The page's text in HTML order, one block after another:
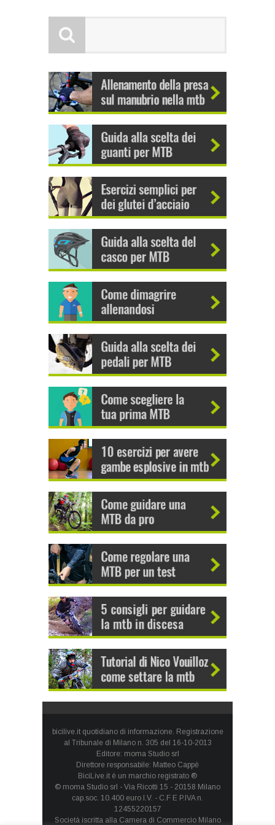
bicilive.it quotidiano di informazione. Registrazione
al Tribunale di Milano n. 305 del 16-10-2013
Editore: moma Studio srl
Direttore responsabile: Matteo Cappè
BiciLive.it è un marchio registrato ®
© moma Studio srl - Via Ricotti 15 - 20158 Milano
cap.soc. 10.400 euro I.V. - C.F E P.IVA n.
12455220157
Società iscritta alla Camera di Commercio Milano